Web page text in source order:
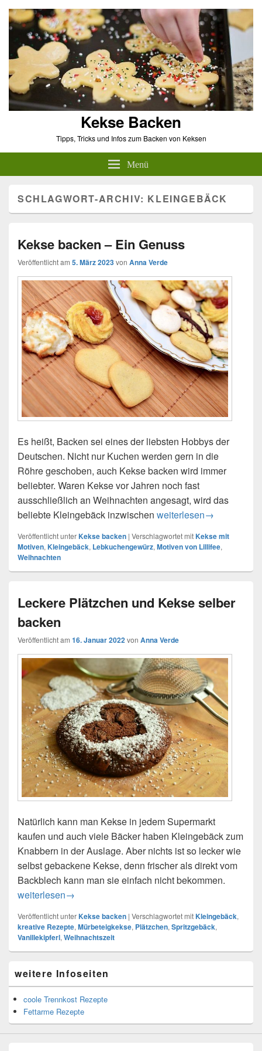
Kekse Backen
Tipps, Tricks und Infos zum Backen von Keksen
Menü
SCHLAGWORT-ARCHIV: KLEINGEBÄCK
Kekse backen – Ein Genuss
Veröffentlicht am 5. März 2023von Anna Verde
Es heißt, Backen sei eines der liebsten Hobbys der
Deutschen. Nicht nur Kuchen werden gern in die
Röhre geschoben, auch Kekse backen wird immer
beliebter. Waren Kekse vor Jahren noch fast
ausschließlich an Weihnachten angesagt, wird das
beliebte Kleingebäck inzwischen Kekse backen – Ein
weiterlesen→
Veröffentlicht unterKekse backen | Verschlagwortet mitKekse mit
Motiven, Kleingebäck, Lebkuchengewürz, Motiven von Lillifee,
Weihnachten
Leckere Plätzchen und Kekse selber
backen
Veröffentlicht am 16. Januar 2022von Anna Verde
Natürlich kann man Kekse in jedem Supermarkt
kaufen und auch viele Bäcker haben Kleingebäck zum
Knabbern in der Auslage. Aber nichts ist so lecker wie
selbst gebackene Kekse, denn frischer als direkt vom
Backblech kann man sie einfach nicht bekommen.
Leckere Plätzchen und Kekse selber backen
weiterlesen→
Veröffentlicht unterKekse backen | Verschlagwortet mitKleingebäck,
kreative Rezepte, Mürbeteigkekse, Plätzchen, Spritzgebäck,
Vanillekipferl, Weihnachtszeit
Seitenleisten-
Widgetbereich
weitere Infoseiten
coole Trennkost Rezepte
Fettarme Rezepte